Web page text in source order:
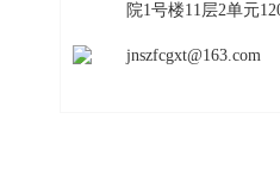
院1号楼11层2单元
jnszfcgxt@163.com